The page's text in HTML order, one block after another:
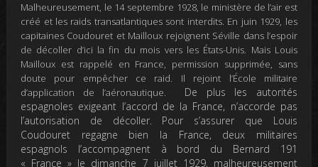
Malheureusement, le 14 septembre 1928, le ministère de l’air est
créé et les raids transatlantiques sont interdits. En juin 1929, les
capitaines Coudouret et Mailloux rejoignent Séville dans l’espoir
de décoller d’ici la fin du mois vers les États-Unis. Mais Louis
Mailloux est rappelé en France, permission supprimée, sans
doute pour empêcher ce raid. Il rejoint l’École militaire
d’application de l’aéronautique.
De plus les autorités
espagnoles exigeant l’accord de la France, n’accorde pas
l’autorisation de décoller. Pour s’assurer que Louis
Coudouret regagne bien la France, deux militaires
espagnols l’accompagnent à bord du Bernard 191
« France » le dimanche 7 juillet 1929, malheureusement